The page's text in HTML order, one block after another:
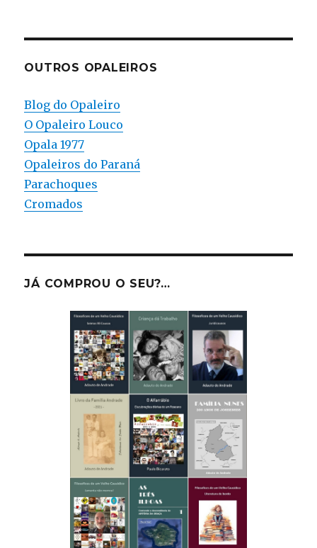
OUTROS OPALEIROS
Blog do Opaleiro
O Opaleiro Louco
Opala 1977
Opaleiros do Paraná
Parachoques
Cromados
JÁ COMPROU O SEU?…